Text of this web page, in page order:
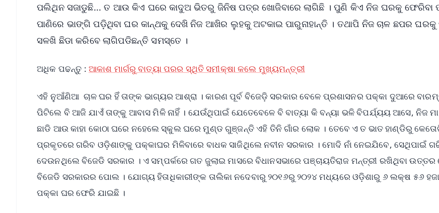
ପଲିଥିନ ସଜାଡୁଛି... ତ ଆଉ କିଏ ଘରେ କାଦୁଅ ଭିତରୁ ଜିନିଷ ପତ୍ର ଖୋଜିବାରେ ଲାଗିଛି । ପୁଣି କିଏ ନିଜ ଘରକୁ ଫେରିବା
ପାଣିରେ ଭାଙ୍ଗି ପଡ଼ିଥିବା ଘର କାନ୍ଥକୁ ଦେଖି ନିଜ ଆଖିର ଲୁହକୁ ଅଟକାଇ ପାରୁନାହାନ୍ତି । ତଥାପି ନିଜ ଚାଳ ଛପର
ସଳଖି ଛିଡା କରିବେ ଲାଗିପଡିଛନ୍ତି ସମସ୍ତେ ।
ଅଧିକ ପଢନ୍ତୁ : ଆକାଶ ମାର୍ଗରୁ ବାତ୍ୟା ପରର ସ୍ଥିତି ସମୀକ୍ଷା କଲେ ମୁଖ୍ୟମନ୍ତ୍ରୀ
ଏହି ନୁଆଁଣିଆ ଚାଳ ଘର ହିଁ ତାଙ୍କ ଭାଗ୍ୟର ଆଶ୍ରା । କାରଣ ପୂର୍ବ ବିଜେଡ଼ି ସରକାର ବେଳେ ପ୍ରଶାସନର ପକ୍କା ଦୁଆରେ
ପିଟିଲେ ବି ଆଜି ଯାଏଁ ତାଙ୍କୁ ଆବାସ ମିଳି ନାହିଁ । ଯେଉଁଥିପାଇଁ ଯେତେବେଳେ ବି ବାତ୍ୟା କି ବନ୍ୟା ଭଳି ବିପର୍ଯ୍ୟୟ ଆସେ, ନିଜ
ଛାଡି ଆଉ କାହା କୋଠା ଘରେ ନହେଲେ ସ୍କୁଲ ଘରେ ମୁଣ୍ଡ ଗୁଞ୍ଜନ୍ତି ଏହି ତିନି ଗାଁର ଲୋକ । ତେବେ ଏ ତ ଭାତ ହାଣ୍ଡିରୁ
ପ୍ରକୃତରେ ଗରିବ ଓଡ଼ିଶାଙ୍କୁ ପକ୍କାଘର ମିଳିବାରେ ବାଧକ ସାଜିଥିଲେ ନବୀନ ସରକାର । ମୋଦି ନାଁ ନେଇଯିବେ, ସେଥିପାଇଁ
ଦେଉନଥିଲେ ବିଜେଡି ସରକାର । ଏ ସମ୍ପର୍କରେ ଗତ ଜୁଲାଇ ମାସରେ ବିଧାନସଭାରେ ପଞ୍ଚାୟତିରାଜ ମନ୍ତ୍ରୀ ରଖିଥିବା
ବିଜେଡି ସରକାରର ପୋଲ । ଯୋଗ୍ୟ ହିତାଧିକାରୀଙ୍କ ତାଲିକା ନଦେବାରୁ ୨୦୧୬ରୁ ୨୦୨୪ ମଧ୍ୟରେ ଓଡ଼ିଶାରୁ ୬ ଲକ୍ଷ ୫୬
ପକ୍କା ଘର ଫେରି ଯାଇଛି ।